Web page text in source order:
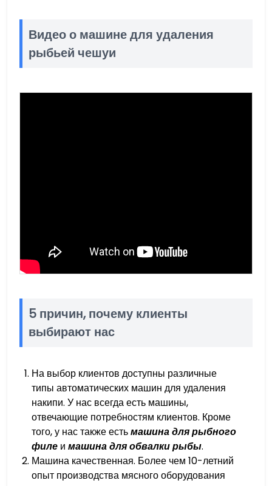
Видео о машине для удаления
рыбьей чешуи
5 причин, почему клиенты
выбирают нас
На выбор клиентов доступны различные
типы автоматических машин для удаления
накипи. У нас всегда есть машины,
отвечающие потребностям клиентов. Кроме
того, у нас также естьмашина для рыбного
филе и машина для обвалки рыбы.
Машина качественная. Более чем 10-летний
опыт производства мясного оборудования